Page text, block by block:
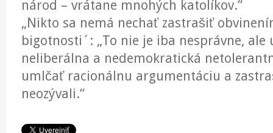
národ – vrátane mnohých katolíkov.“
„Nikto sa nemá nechať zastrašiť
bigotnosti´: „To nie je iba nesprávne, ale
neliberálna a nedemokratická
umlčať racionálnu argumentáciu a
neozývali.“